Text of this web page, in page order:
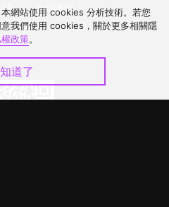
合作洽談
網站使用 cookies 分析技術。若您
我們使用 cookies，關於更多相關隱
政策。
道了